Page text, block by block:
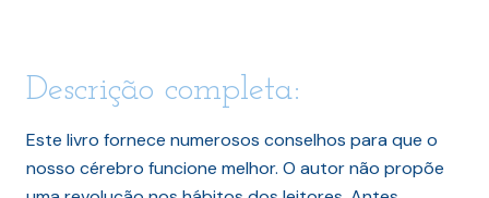
Descrição completa:
Este livro fornece numerosos conselhos para que o
nosso cérebro funcione melhor. O autor não propõe